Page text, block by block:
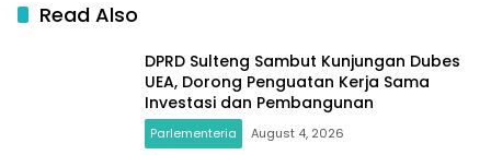
Read Also
DPRD Sulteng Sambut Kunjungan Dubes
UEA, Dorong Penguatan Kerja Sama
Investasi dan Pembangunan
Parlementeria August 4, 2026